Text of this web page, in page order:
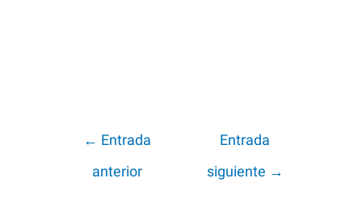
Navegación
← Entrada
anterior
Entrada
siguiente →